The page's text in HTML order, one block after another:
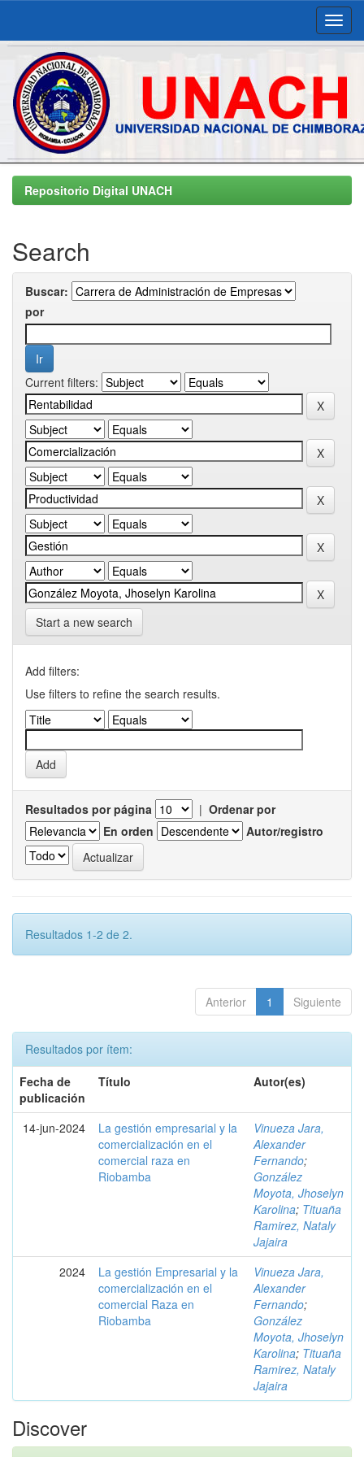
Skip
navigationRepositorio Digital UNACH
Search
Buscar:
por
Current filters:
Start a new search
Add filters:
Use filters to refine the search results.
Resultados por página | Ordenar por
En orden
Autor/registro
Resultados 1-2 de 2.
Anterior 1 Siguiente
Resultados por ítem:
Fecha de
publicación
Título Autor(es)
14-jun-2024
La gestión empresarial y la
comercialización en el
comercial raza en
Riobamba
Vinueza Jara,
Alexander
Fernando;
González
Moyota, Jhoselyn
Karolina; Tituaña
Ramirez, Nataly
Jajaira
2024
La gestión Empresarial y la
comercialización en el
comercial Raza en
Riobamba
Vinueza Jara,
Alexander
Fernando;
González
Moyota, Jhoselyn
Karolina; Tituaña
Ramirez, Nataly
Jajaira
Discover